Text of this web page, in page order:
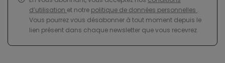
d’utilisation et notre politique de données personnelles .
Vous pourrez vous désabonner à tout moment depuis le
lien présent dans chaque newsletter que vous recevrez.